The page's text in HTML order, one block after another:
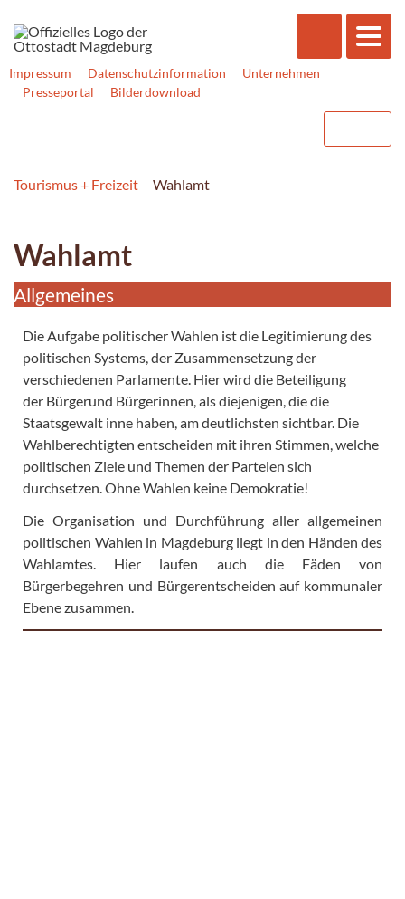
Impressum Datenschutzinformation
Unternehmen
Presseportal
Bilderdownload
Tourismus + Freizeit Wahlamt
Wahlamt
Allgemeines
Die Aufgabe politischer Wahlen ist die Legitimierung des
politischen Systems, der Zusammensetzung der
verschiedenen Parlamente. Hier wird die Beteiligung
der Bürgerund Bürgerinnen, als diejenigen, die die
Staatsgewalt inne haben, am deutlichsten sichtbar. Die
Wahlberechtigten entscheiden mit ihren Stimmen, welche
politischen Ziele und Themen der Parteien sich
durchsetzen. Ohne Wahlen keine Demokratie!
Die Organisation und Durchführung aller allgemeinen
politischen Wahlen in Magdeburg liegt in den Händen des
Wahlamtes. Hier laufen auch die Fäden von
Bürgerbegehren und Bürgerentscheiden auf kommunaler
Ebene zusammen.